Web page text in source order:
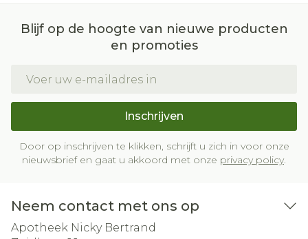
Blijf op de hoogte van nieuwe producten
en promoties
Inschrijven
Door op inschrijven te klikken, schrijft u zich in voor onze
nieuwsbrief en gaat u akkoord met onze privacy policy.
Neem contact met ons op
Apotheek Nicky Bertrand